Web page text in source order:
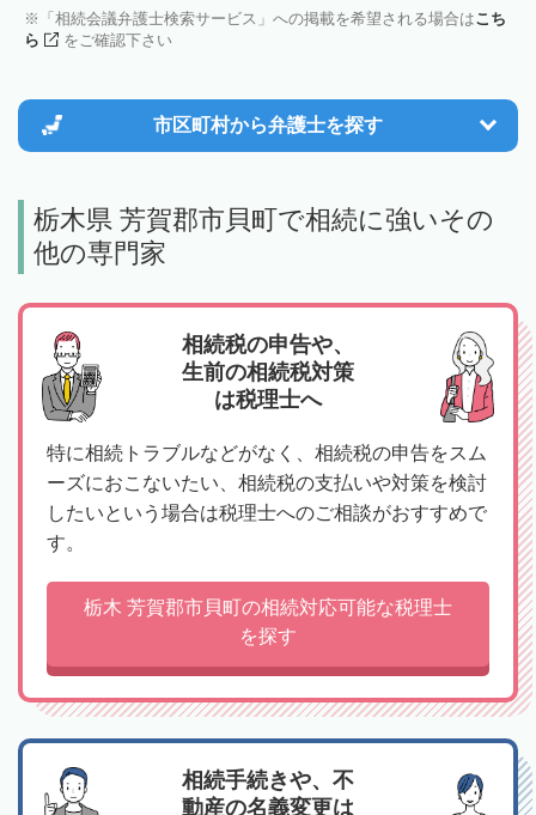
「相続会議弁護士検索サービス」への掲載を希望される場合はこち
ら
をご確認下さい
市区町村から弁護士を探す
栃木県 芳賀郡市貝町で相続に強いその
他の専門家
相続税の申告や、
生前の相続税対策
は税理士へ
特に相続トラブルなどがなく、相続税の申告をスム
ーズにおこないたい、相続税の支払いや対策を検討
したいという場合は税理士へのご相談がおすすめで
す。
栃木 芳賀郡市貝町の相続対応可能な税理士
を探す
相続手続きや、不
動産の名義変更は